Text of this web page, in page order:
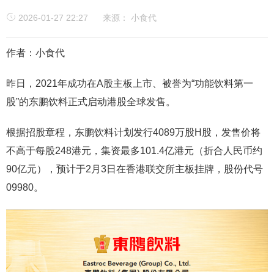
2026-01-27 22:27 来源： 小食代
作者：小食代
昨日，2021年成功在A股主板上市、被誉为“功能饮料第一
股”的东鹏饮料正式启动港股全球发售。
根据招股章程，东鹏饮料计划发行4089万股H股，发售价将
不高于每股248港元，集资最多101.4亿港元（折合人民币约
90亿元），预计于2月3日在香港联交所主板挂牌，股份代号
09980。